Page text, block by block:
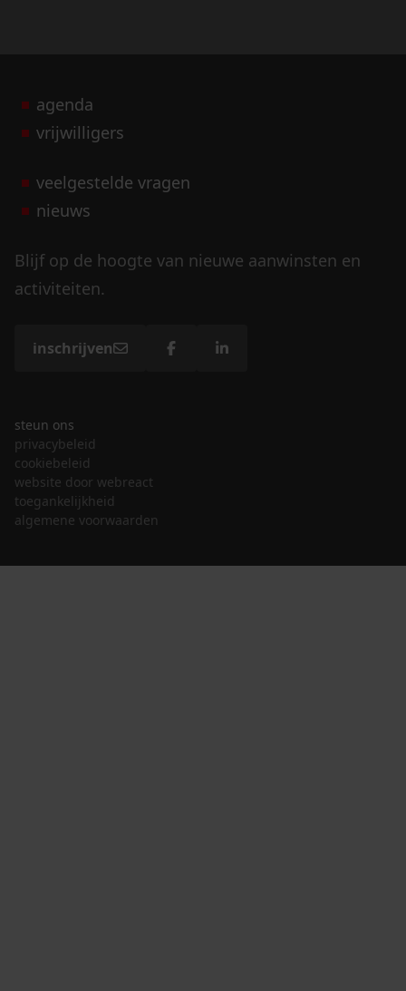
agenda
vrijwilligers
veelgestelde vragen
nieuws
Blijf op de hoogte van nieuwe aanwinsten en
activiteiten.
inschrijven
steun ons
privacybeleid
cookiebeleid
website door webreact
toegankelijkheid
algemene voorwaarden